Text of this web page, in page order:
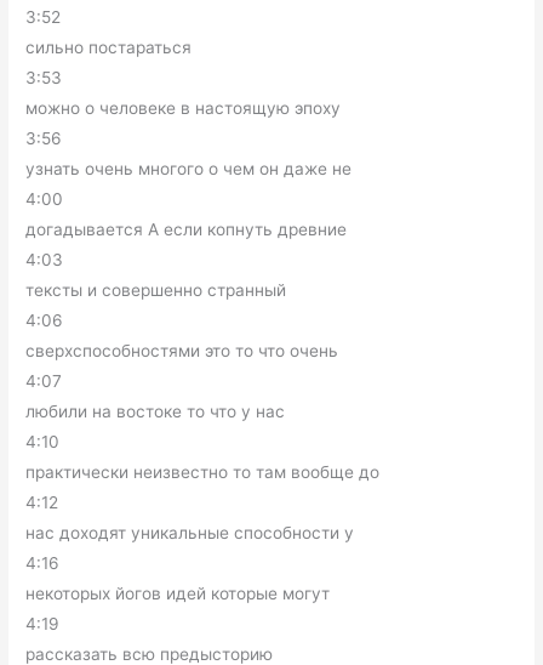
3:52
сильно постараться
3:53
можно о человеке в настоящую эпоху
3:56
узнать очень многого о чем он даже не
4:00
догадывается А если копнуть древние
4:03
тексты и совершенно странный
4:06
сверхспособностями это то что очень
4:07
любили на востоке то что у нас
4:10
практически неизвестно то там вообще до
4:12
нас доходят уникальные способности у
4:16
некоторых йогов идей которые могут
4:19
рассказать всю предысторию